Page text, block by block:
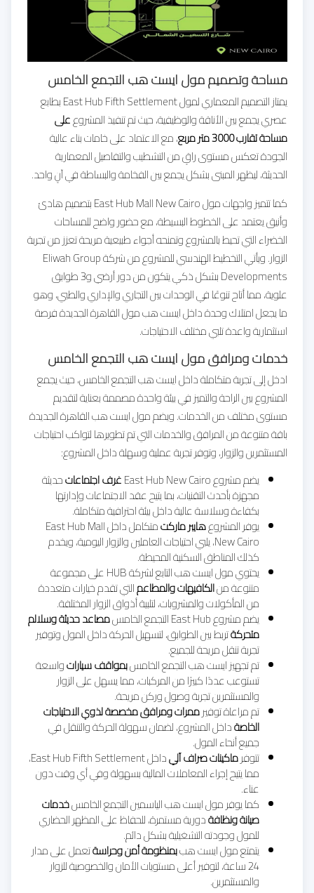
مساحة وتصميم مول ايست هب التجمع الخامس
يمتاز التصميم المعماري لمول
East Hub Fifth Settlement بطابع
عصري يجمع بين الأناقة والوظيفية، حيث تم تنفيذ المشروععلى
مساحة تقارب 3000 متر مربع
، مع الاعتماد على خامات بناء عالية
الجودة تعكس مستوى راقٍ من التشطيب والتفاصيل المعمارية
الحديثة، ليظهر المبنى بشكل يجمع بين الفخامة والبساطة في آنٍ واحد.
كما تتميز واجهات مول East Hub Mall New Cairo بتصميم هادئ
وأنيق يعتمد على الخطوط البسيطة، مع حضور واضح للمساحات
الخضراء التي تحيط بالمشروع وتمنحه أجواء طبيعية مريحة تعزز من تجربة
الزوار. ويأتي التخطيط الهندسي للمشروع من شركة Eliwah Group
Developments بشكل ذكي يتكون من دور أرضي و3 طوابق
علوية، مما أتاح تنوعًا في الوحدات بين التجاري والإداري والطبي، وهو
ما يجعل امتلاك وحدة داخل ايست هب مول القاهرة الجديدة فرصة
استثمارية واعدة تلبي مختلف الاحتياجات.
خدمات ومرافق مول ايست هب التجمع الخامس
ادخل إلى تجربة متكاملة داخل ايست هب التجمع الخامس، حيث يجمع
المشروع بين الراحة والتميز في بيئة واحدة مصممة بعناية لتقديم
مستوى مختلف من الخدمات. ويضم مول ايست هب القاهرة الجديدة
باقة متنوعة من المرافق والخدمات التي تم تطويرها لتواكب احتياجات
المستثمرين والزوار، وتوفر تجربة عملية وسهلة داخل المشروع:
يضم مشروع East Hub New Cairo
غرف اجتماعاتحديثة
مجهزة بأحدث التقنيات، بما يتيح عقد الاجتماعات وإدارتها
بكفاءة وسلاسة عالية داخل بيئة احترافية متكاملة.
يوفر المشروعهايبر ماركت متكامل داخل East Hub Mall
New Cairo، يلبي احتياجات العاملين والزوار اليومية، ويخدم
كذلك المناطق السكنية المحيطة.
يحتوي مول ايست هب التابع لشركة HUB على مجموعة
متنوعة منالكافيهات والمطاعمالتي تقدم خيارات متعددة
من المأكولات والمشروبات، لتلبية أذواق الزوار المختلفة.
يضم مشروع East Hub التجمع الخامس مصاعد حديثة وسلالم
متحركةتربط بين الطوابق، لتسهيل الحركة داخل المول وتوفير
تجربة تنقل مريحة للجميع.
تم تجهيز ايست هب التجمع الخامسبمواقف سياراتواسعة
تستوعب عددًا كبيرًا من المركبات، مما يسهل على الزوار
والمستثمرين تجربة وصول وركن مريحة.
تم مراعاة توفيرممرات ومرافق مخصصة لذوي الاحتياجات
الخاصةداخل المشروع، لضمان سهولة الحركة والتنقل في
جميع أنحاء المول.
تتوفرماكينات صراف آلي داخل East Hub Fifth Settlement،
مما يتيح إجراء المعاملات المالية بسهولة وفي أي وقت دون
عناء.
كما يوفر مول ايست هب الياسمين التجمع الخامسخدمات
صيانة ونظافةدورية مستمرة، للحفاظ على المظهر الحضاري
للمول وجودته التشغيلية بشكل دائم.
يتمتع مول ايست هببمنظومة أمن وحراسةتعمل على مدار
24 ساعة، لتوفير أعلى مستويات الأمان والخصوصية للزوار
والمستثمرين.